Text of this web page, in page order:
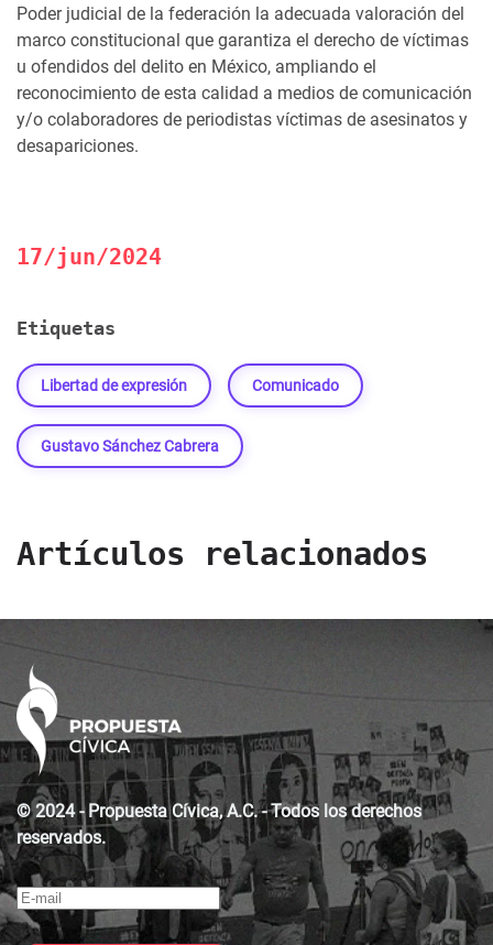
Poder judicial de la federación la adecuada valoración del
marco constitucional que garantiza el derecho de víctimas
u ofendidos del delito en México, ampliando el
reconocimiento de esta calidad a medios de comunicación
y/o colaboradores de periodistas víctimas de asesinatos y
desapariciones.
17/jun/2024
Etiquetas
Libertad de expresión Comunicado
Gustavo Sánchez Cabrera
Artículos relacionados
© 2024 - Propuesta Cívica, A.C. - Todos los derechos
reservados.